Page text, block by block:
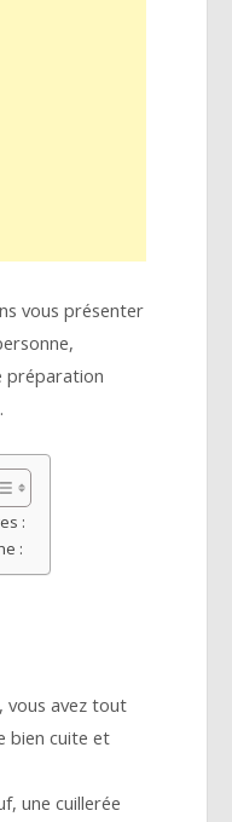
vous présenter
préparation
:
:
vous avez tout
bien cuite et
une cuillerée